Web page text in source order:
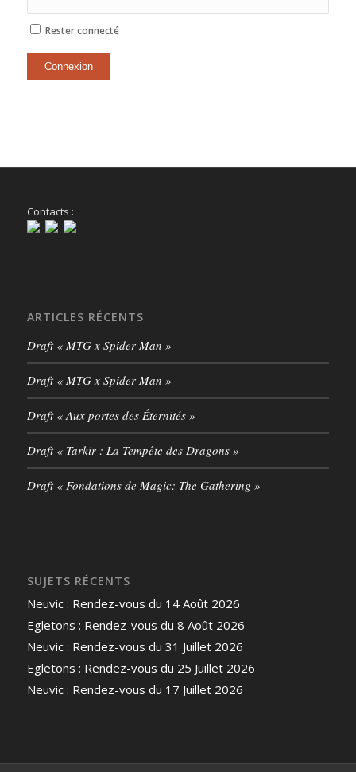
Rester connecté
Connexion
Contacts :
ARTICLES RÉCENTS
Draft « MTG x Spider-Man »
Draft « MTG x Spider-Man »
Draft « Aux portes des Éternités »
Draft « Tarkir : La Tempête des Dragons »
Draft « Fondations de Magic: The Gathering »
SUJETS RÉCENTS
Neuvic : Rendez-vous du 14 Août 2026
Egletons : Rendez-vous du 8 Août 2026
Neuvic : Rendez-vous du 31 Juillet 2026
Egletons : Rendez-vous du 25 Juillet 2026
Neuvic : Rendez-vous du 17 Juillet 2026